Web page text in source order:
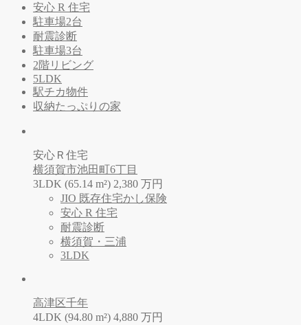
安心 R 住宅
駐車場2台
耐震診断
駐車場3台
2階リビング
5LDK
駅チカ物件
収納たっぷりの家
安心Ｒ住宅
横須賀市池田町6丁目
3LDK (65.14 m²) 2,380 万円
JIO 既存住宅かし保険
安心 R 住宅
耐震診断
横須賀・三浦
3LDK
高津区千年
4LDK (94.80 m²) 4,880 万円